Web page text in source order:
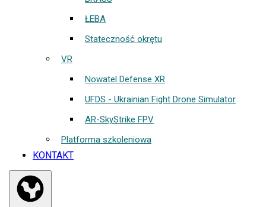
ŁEBA
Stateczność okrętu
VR
Nowatel Defense XR
UFDS - Ukrainian Fight Drone Simulator
AR-SkyStrike FPV
Platforma szkoleniowa
KONTAKT